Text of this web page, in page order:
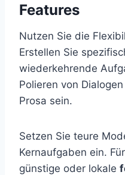
Features
Nutzen Sie die
Erstellen Sie
wiederkehrende
Polieren von
Prosa sein.
Setzen Sie teure
Kernaufgaben ein.
günstige oder lokale